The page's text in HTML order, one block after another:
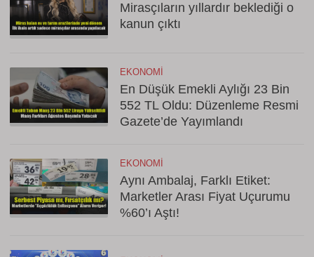
Mirasçıların yıllardır beklediği o
kanun çıktı
EKONOMI
En Düşük Emekli Aylığı 23 Bin
552 TL Oldu: Düzenleme Resmi
Gazete’de Yayımlandı
EKONOMI
Aynı Ambalaj, Farklı Etiket:
Marketler Arası Fiyat Uçurumu
%60’ı Aştı!